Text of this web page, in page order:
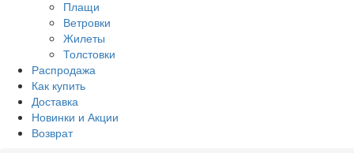
Плащи
Ветровки
Жилеты
Толстовки
Распродажа
Как купить
Доставка
Новинки и Акции
Возврат